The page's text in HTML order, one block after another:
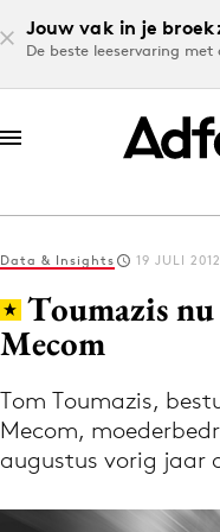
Jouw vak in je
De beste leeservaring met
Log in
Volg het laatste
Data & Insights 19 JULI 2012
Toumazis
Mecom
Tom Toumazis,
Mecom,
augustus vorig jaar